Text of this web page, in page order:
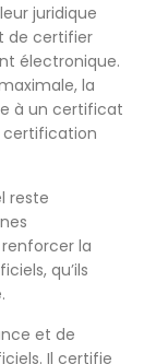
juridique
de certifier
électronique.
la
à un certificat
certification
reste
la
qu’ils
et de
Il certifie